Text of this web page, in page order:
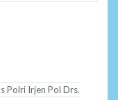
Polri Irjen Pol Drs.